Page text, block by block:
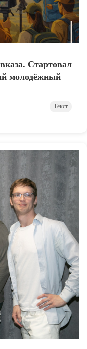
Стартовал
молодёжный
Текст